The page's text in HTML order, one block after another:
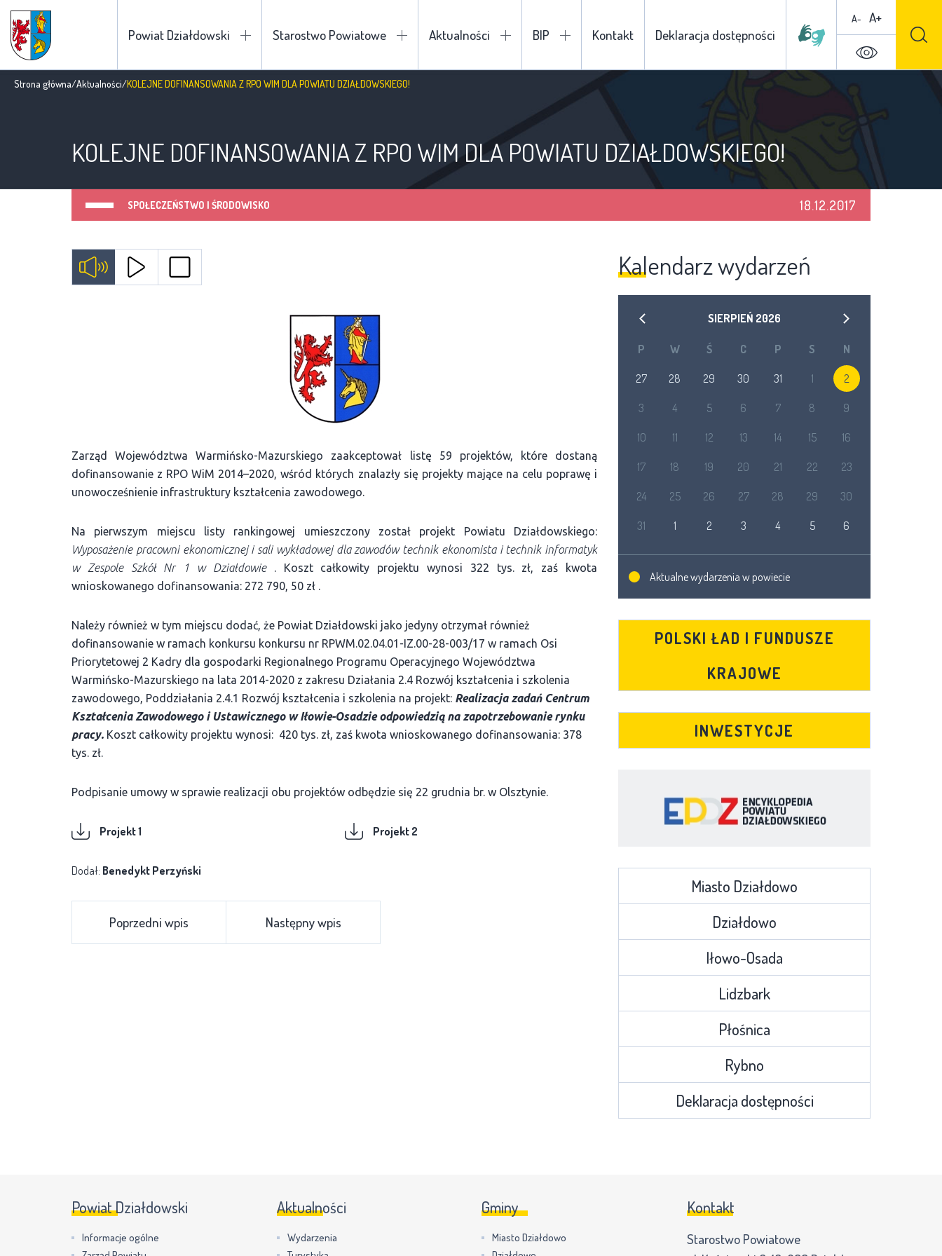
Powiat Działdowski Starostwo Powiatowe Aktualności BIP Kontakt Deklaracja dostępności
A- A+
Strona główna/Aktualności/KOLEJNE DOFINANSOWANIA Z RPO WIM DLA POWIATU DZIAŁDOWSKIEGO!
KOLEJNE DOFINANSOWANIA Z RPO WIM DLA POWIATU DZIAŁDOWSKIEGO!
SPOŁECZEŃSTWO I ŚRODOWISKO 18.12.2017
Zarząd Województwa Warmińsko-Mazurskiego zaakceptował listę 59 projektów, które dostaną
dofinansowanie z RPO WiM 2014–2020, wśród których znalazły się projekty mające na celu poprawę i
unowocześnienie infrastruktury kształcenia zawodowego.
Na pierwszym miejscu listy rankingowej umieszczony został projekt Powiatu Działdowskiego:
Wyposażenie pracowni ekonomicznej i sali wykładowej dla zawodów technik ekonomista i technik informatyk
w Zespole Szkół Nr 1 w Działdowie. Koszt całkowity projektu wynosi 322 tys. zł, zaś kwota
wnioskowanego dofinansowania: 272 790, 50 zł .
Należy również w tym miejscu dodać, że Powiat Działdowski jako jedyny otrzymał również
dofinansowanie w ramach konkursu konkursu nr RPWM.02.04.01-IZ.00-28-003/17 w ramach Osi
Priorytetowej 2 Kadry dla gospodarki Regionalnego Programu Operacyjnego Województwa
Warmińsko-Mazurskiego na lata 2014-2020 z zakresu Działania 2.4 Rozwój kształcenia i szkolenia
zawodowego, Poddziałania 2.4.1 Rozwój kształcenia i szkolenia na projekt: Realizacja zadań Centrum
Kształcenia Zawodowego i Ustawicznego w Iłowie-Osadzie odpowiedzią na zapotrzebowanie rynku
pracy. Koszt całkowity projektu wynosi: 420 tys. zł, zaś kwota wnioskowanego dofinansowania: 378
tys. zł.
Podpisanie umowy w sprawie realizacji obu projektów odbędzie się 22 grudnia br. w Olsztynie.
Projekt 1 Projekt 2
Dodał: Benedykt Perzyński
Poprzedni wpis Następny wpis
Kalendarz wydarzeń
SIERPIEŃ 2026
P W Ś C P S N
27 28 29 30 31 1 2
3 4 5 6 7 8 9
10 11 12 13 14 15 16
17 18 19 20 21 22 23
24 25 26 27 28 29 30
31 1 2 3 4 5 6
Aktualne wydarzenia w powiecie
POLSKI ŁAD I FUNDUSZE
KRAJOWE
INWESTYCJE
Miasto Działdowo
Działdowo
Iłowo-Osada
Lidzbark
Płośnica
Rybno
Deklaracja dostępności
Powiat Działdowski
Informacje ogólne
Aktualności
Wydarzenia
Gminy
Miasto Działdowo
Kontakt
Starostwo Powiatowe